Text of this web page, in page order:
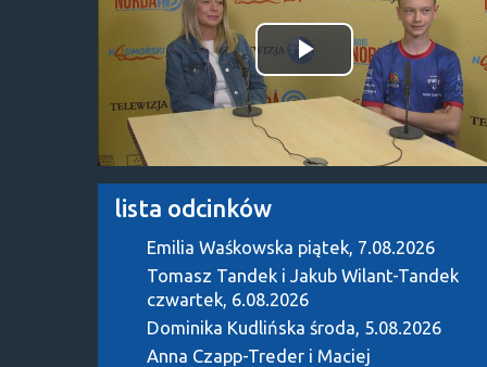
Odtwórz
wideo
lista odcinków
Emilia Waśkowska piątek, 7.08.2026
Tomasz Tandek i Jakub Wilant-Tandek
czwartek, 6.08.2026
Dominika Kudlińska środa, 5.08.2026
Anna Czapp-Treder i Maciej